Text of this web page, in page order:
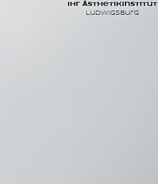
Ihr Ästhetikinstitut
Ludwigsburg